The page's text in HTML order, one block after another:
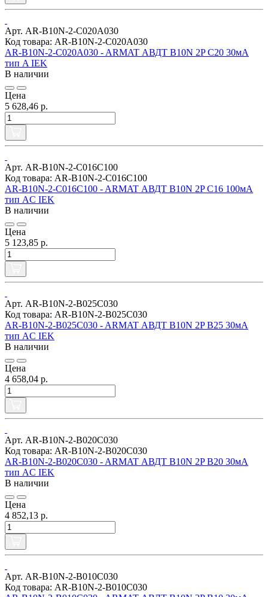
Арт. AR-B10N-2-C020A030
Код товара: AR-B10N-2-C020A030
AR-B10N-2-C020A030 - ARMAT АВДТ B10N 2P C20 30мА
тип A IEK
В наличии
Цена
5 628,46 р.
Арт. AR-B10N-2-C016C100
Код товара: AR-B10N-2-C016C100
AR-B10N-2-C016C100 - ARMAT АВДТ B10N 2P C16 100мА
тип AC IEK
В наличии
Цена
5 123,85 р.
Арт. AR-B10N-2-B025C030
Код товара: AR-B10N-2-B025C030
AR-B10N-2-B025C030 - ARMAT АВДТ B10N 2P B25 30мА
тип AC IEK
В наличии
Цена
4 658,04 р.
Арт. AR-B10N-2-B020C030
Код товара: AR-B10N-2-B020C030
AR-B10N-2-B020C030 - ARMAT АВДТ B10N 2P B20 30мА
тип AC IEK
В наличии
Цена
4 852,13 р.
Арт. AR-B10N-2-B010C030
Код товара: AR-B10N-2-B010C030